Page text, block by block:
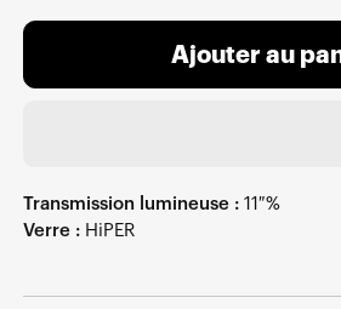
Ajouter au
Transmission lumineuse : 11 %
Verre : HiPER